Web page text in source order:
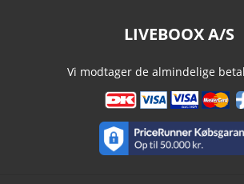
LIVEBOOX A/S
Vi modtager de almindelige